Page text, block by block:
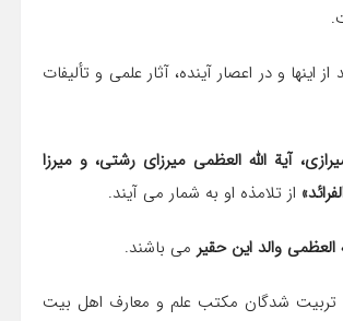
و در اعصار آینده، آثار علمی و تألیفات
آیة الله العظمی میرزای رشتی، و میرزا
از تلامذه او به شمار می آیند.
العظمی والد این حقیر می باشند.
تربیت شدگان مکتب علم و معارف اهل بیت